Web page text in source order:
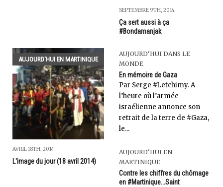
SEPTEMBRE 9TH, 2014
Ça sert aussi à ça
#Bondamanjak
AUJOURD'HUI EN MARTINIQUE
AVRIL 18TH, 2014
L'image du jour (18 avril 2014)
AUJOURD'HUI DANS LE
MONDE
En mémoire de Gaza
Par Serge #Letchimy. A
l’heure où l’armée
israélienne annonce son
retrait de la terre de #Gaza,
le...
AUJOURD'HUI EN
MARTINIQUE
Contre les chiffres du chômage
en #Martinique...Saint